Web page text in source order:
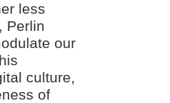
less
Perlin
our
culture,
of